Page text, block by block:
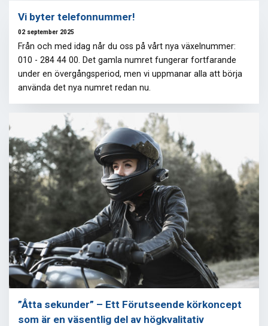
Vi byter telefonnummer!
02 september 2025
Från och med idag når du oss på vårt nya växelnummer:
010 - 284 44 00. Det gamla numret fungerar fortfarande
under en övergångsperiod, men vi uppmanar alla att börja
använda det nya numret redan nu.
”Åtta sekunder” – Ett Förutseende körkoncept
som är en väsentlig del av högkvalitativ